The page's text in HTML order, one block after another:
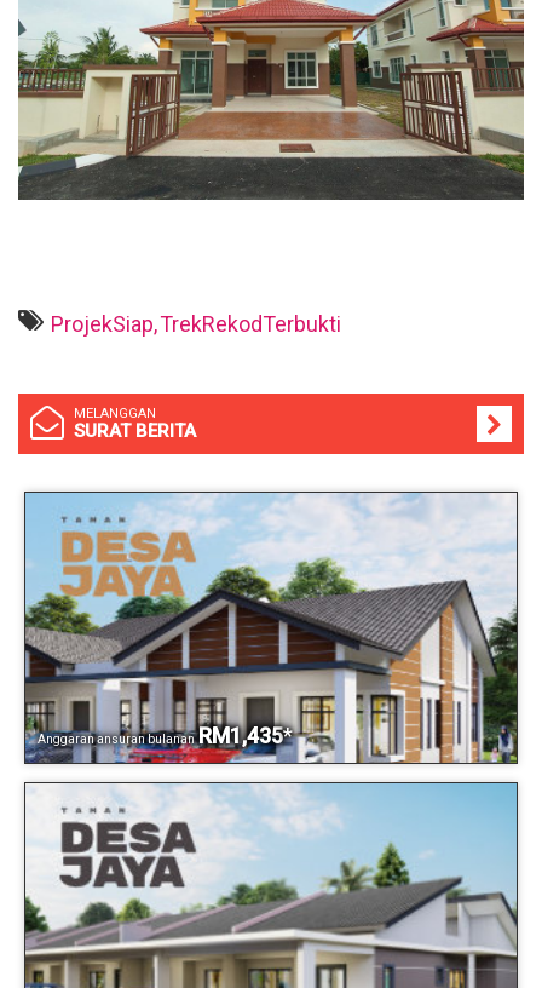
ProjekSiap,TrekRekodTerbukti
MELANGGAN
SURAT BERITA
Anggaran ansuran bulanan RM1,435*